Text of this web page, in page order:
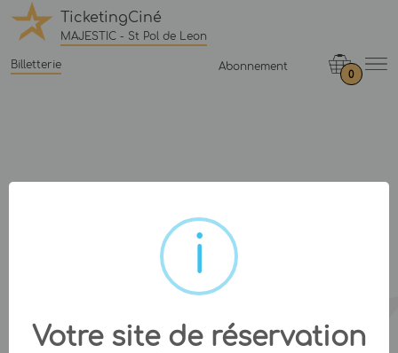
TicketingCiné
MAJESTIC - St Pol de Leon
Billetterie Abonnement
0
Votre site de réservation